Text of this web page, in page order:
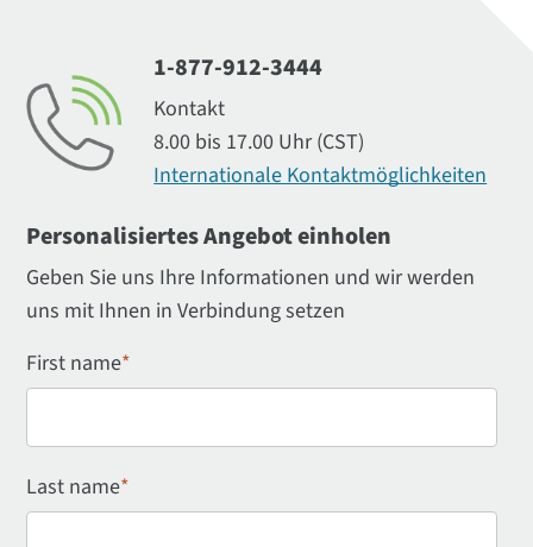
1-877-912-3444
Kontakt
8.00 bis 17.00 Uhr (CST)
Internationale Kontaktmöglichkeiten
Personalisiertes Angebot einholen
Geben Sie uns Ihre Informationen und wir werden
uns mit Ihnen in Verbindung setzen
First name*
Last name*